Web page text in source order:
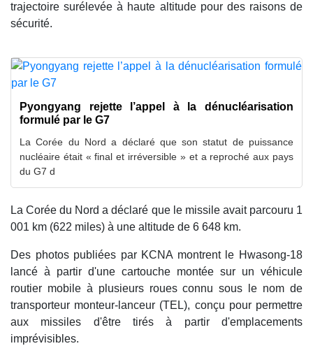
trajectoire surélevée à haute altitude pour des raisons de
sécurité.
Pyongyang rejette l’appel à la dénucléarisation
formulé par le G7
La Corée du Nord a déclaré que son statut de puissance
nucléaire était « final et irréversible » et a reproché aux pays
du G7 d
La Corée du Nord a déclaré que le missile avait parcouru 1
001 km (622 miles) à une altitude de 6 648 km.
Des photos publiées par KCNA montrent le Hwasong-18
lancé à partir d'une cartouche montée sur un véhicule
routier mobile à plusieurs roues connu sous le nom de
transporteur monteur-lanceur (TEL), conçu pour permettre
aux missiles d'être tirés à partir d'emplacements
imprévisibles.